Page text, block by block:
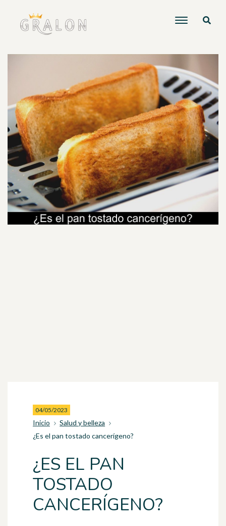
04/05/2023
Inicio
Salud y belleza
¿Es el pan tostado cancerígeno?
¿ES EL PAN
TOSTADO
CANCERÍGENO?